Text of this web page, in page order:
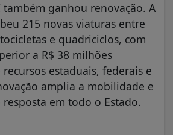
também ganhou renovação. A
215 novas viaturas entre
e quadriciclos, com
a R$ 38 milhões
estaduais, federais e
amplia a mobilidade e
resposta em todo o Estado.